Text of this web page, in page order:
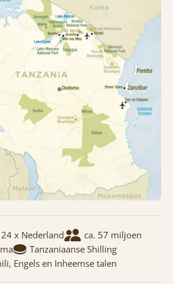
24 x Nederland
ca. 57 miljoen
Tanzaniaanse Shilling
Engels en Inheemse talen